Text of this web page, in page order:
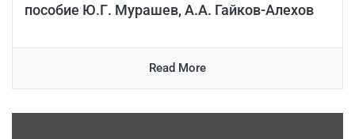
пособие Ю.Г. Мурашев, А.А. Гайков-Алехов
Read More